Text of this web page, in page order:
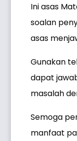
Ini asas
soalan
asas
Gunakan
dapat
masalah
Semoga
manfaat